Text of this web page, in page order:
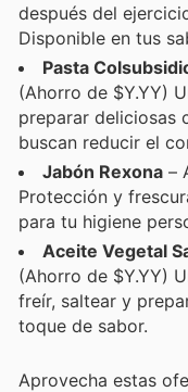
después del
Disponible en tus
Pasta
(Ahorro de $Y.YY)
preparar deliciosas
buscan reducir el
Jabón Rexona –
Protección y
para tu higiene
Aceite Vegetal
(Ahorro de $Y.YY)
freír, saltear y
toque de sabor.
Aprovecha estas